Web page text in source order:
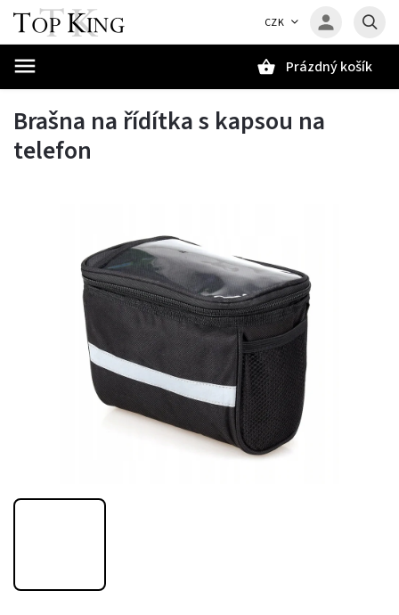
CZK
Prázdný košík
Brašna na řídítka s kapsou na
telefon